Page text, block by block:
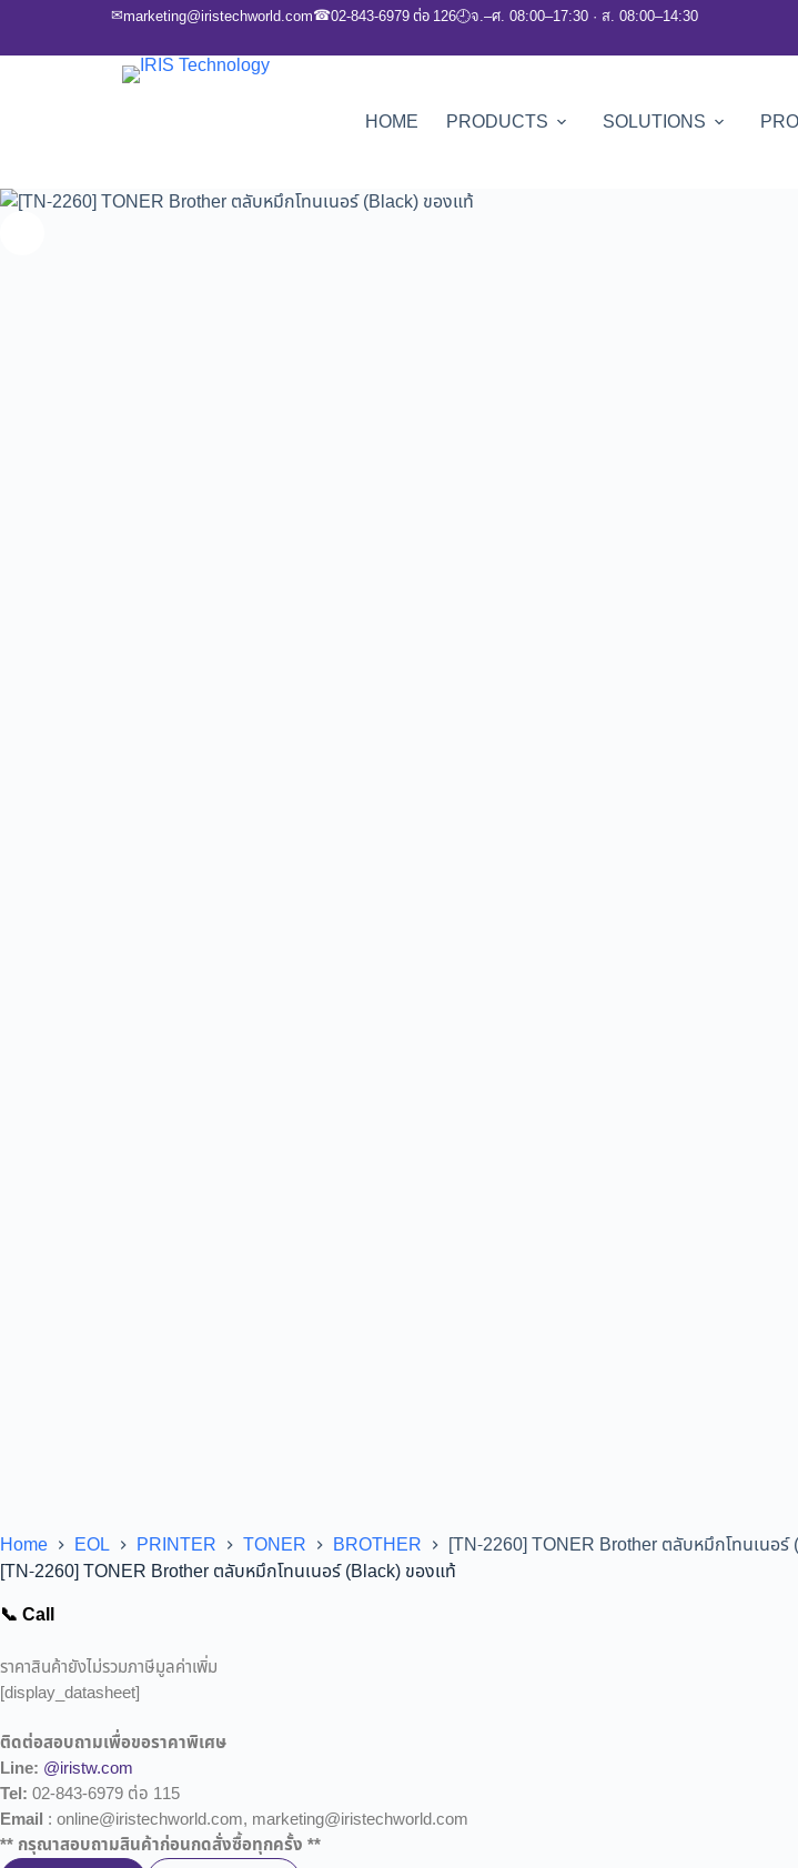
✉marketing@iristechworld.com☎02-843-6979 ต่อ 126🕘จ.–ศ. 08:00–17:30 · ส. 08:00–14:30
HOME PRODUCTS SOLUTIONS
Home EOL PRINTER TONER BROTHER
[TN-2260] TONER Brother ตลับหมึกโทนเนอร์
[TN-2260] TONER Brother ตลับหมึกโทนเนอร์ (Black) ของแท้
📞 Call
ราคาสินค้ายังไม่รวมภาษีมูลค่าเพิ่ม
[display_datasheet]
ติดต่อสอบถามเพื่อขอราคาพิเศษ
Line: @iristw.com
Tel: 02-843-6979 ต่อ 115
Email : online@iristechworld.com, marketing@iristechworld.com
** กรุณาสอบถามสินค้าก่อนกดสั่งซื้อทุกครั้ง **